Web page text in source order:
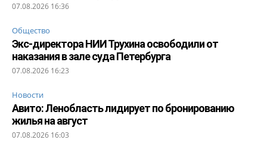
07.08.2026 16:36
Общество
Экс-директора НИИ Трухина освободили от
наказания в зале суда Петербурга
07.08.2026 16:23
Новости
Авито: Ленобласть лидирует по бронированию
жилья на август
07.08.2026 16:03